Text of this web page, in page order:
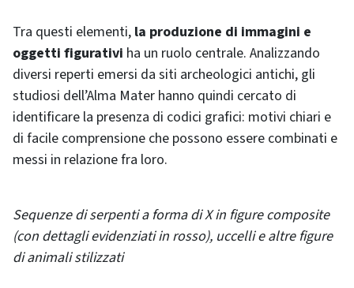
Tra questi elementi, la produzione di immagini e
oggetti figurativi ha un ruolo centrale. Analizzando
diversi reperti emersi da siti archeologici antichi, gli
studiosi dell’Alma Mater hanno quindi cercato di
identificare la presenza di codici grafici: motivi chiari e
di facile comprensione che possono essere combinati e
messi in relazione fra loro.
Sequenze di serpenti a forma di X in figure composite
(con dettagli evidenziati in rosso), uccelli e altre figure
di animali stilizzati